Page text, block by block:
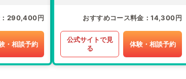
290,400円
・相談予約
おすすめコース料金 14,300円
公式サイトで見
る
体験・相談予約